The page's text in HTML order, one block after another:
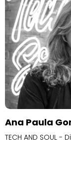
Ana Paula
TECH AND SOUL